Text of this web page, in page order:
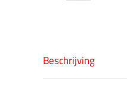
Beschrijving